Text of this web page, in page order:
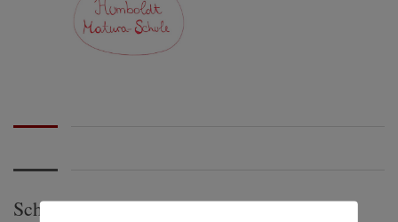
Schreibe einen Kommentar